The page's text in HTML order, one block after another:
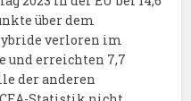
über dem
verloren im
und erreichten 7,7
der anderen